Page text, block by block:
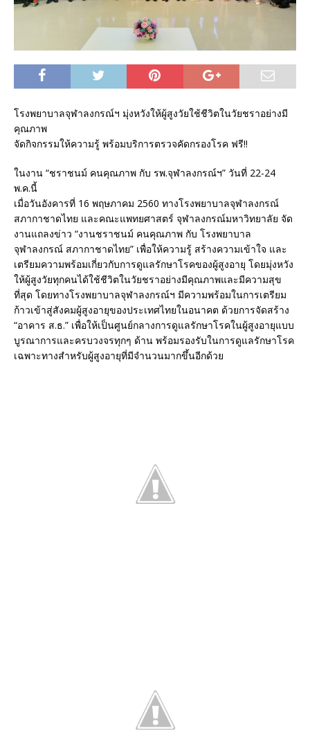
โรงพยาบาลจุฬาลงกรณ์ฯ มุ่งหวังให้ผู้สูงวัยใช้ชีวิตในวัยชราอย่างมี
คุณภาพ
จัดกิจกรรมให้ความรู้ พร้อมบริการตรวจคัดกรองโรค ฟรี!!
ในงาน “ชราชนม์ คนคุณภาพ กับ รพ.จุฬาลงกรณ์ฯ” วันที่ 22-24
พ.ค.นี้
เมื่อวันอังคารที่ 16 พฤษภาคม 2560 ทางโรงพยาบาลจุฬาลงกรณ์
สภากาชาดไทย และคณะแพทยศาสตร์ จุฬาลงกรณ์มหาวิทยาลัย จัด
งานแถลงข่าว “งานชราชนม์ คนคุณภาพ กับ โรงพยาบาล
จุฬาลงกรณ์ สภากาชาดไทย” เพื่อให้ความรู้ สร้างความเข้าใจ และ
เตรียมความพร้อมเกี่ยวกับการดูแลรักษาโรคของผู้สูงอายุ โดยมุ่งหวัง
ให้ผู้สูงวัยทุกคนได้ใช้ชีวิตในวัยชราอย่างมีคุณภาพและมีความสุข
ที่สุด โดยทางโรงพยาบาลจุฬาลงกรณ์ฯ มีความพร้อมในการเตรียม
ก้าวเข้าสู่สังคมผู้สูงอายุของประเทศไทยในอนาคต ด้วยการจัดสร้าง
“อาคาร ส.ธ.” เพื่อให้เป็นศูนย์กลางการดูแลรักษาโรคในผู้สูงอายุแบบ
บูรณาการและครบวงจรทุกๆ ด้าน พร้อมรองรับในการดูแลรักษาโรค
เฉพาะทางสำหรับผู้สูงอายุที่มีจำนวนมากขึ้นอีกด้วย